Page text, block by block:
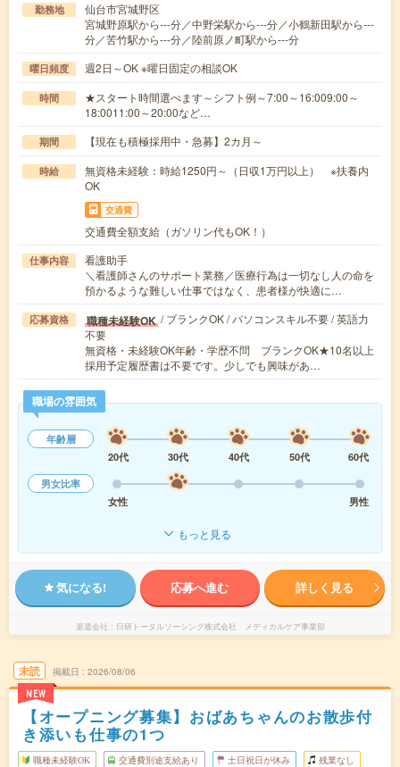
勤務地
仙台市宮城野区
宮城野原駅から---分／中野栄駅から---分／小鶴新田駅から---
分／苦竹駅から---分／陸前原ノ町駅から---分
曜日頻度 週2日～OK ※曜日固定の相談OK
時間
★スタート時間選べます～シフト例～7:00～16:009:00～
18:0011:00～20:00など…
期間 【現在も積極採用中・急募】2カ月～
時給
無資格未経験：時給1250円～（日収1万円以上） ※扶養内
OK
交通費
交通費全額支給（ガソリン代もOK！）
仕事内容
看護助手
＼看護師さんのサポート業務／医療行為は一切なし人の命を
預かるような難しい仕事ではなく、患者様が快適に…
応募資格 職種未経験OK / ブランクOK / パソコンスキル不要 / 英語力
不要
無資格・未経験OK年齢・学歴不問 ブランクOK★10名以上
採用予定履歴書は不要です。少しでも興味があ…
職場の雰囲気
年齢層
20代
30代 40代 50代
60代
男女比率
女性
男性
もっと見る
気になる! 応募へ進む 詳しく見る
派遣会社 日研トータルソーシング株式会社 メディカルケア事業部
未読
NEW
掲載日 2026/08/06
【オープニング募集】おばあちゃんのお散歩付
き添いも仕事の1つ
職種未経験OK 交通費別途支給あり 土日祝日が休み 残業なし